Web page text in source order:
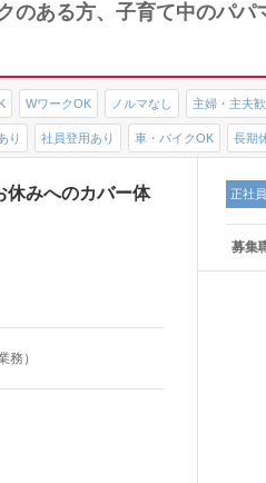
ある方、子育て中のパパ
WワークOK ノルマなし 主婦・主夫
り 社員登用あり 車・バイクOK 長期
休みへのカバー体
務）
正社員
募集